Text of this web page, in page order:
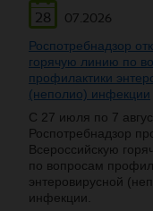
28
07.2026
Роспотребнадзор
горячую линию по
профилактики
(неполио) инфекции
С 27 июля по 7
Роспотребнадзор
Всероссийскую
по вопросам
энтеровирусной
инфекции.